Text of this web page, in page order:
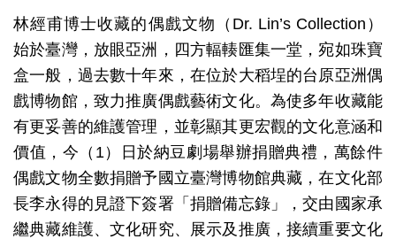
參
觀
資
訊
展
覽
資
訊
林經甫博士收藏的偶戲文物（ Dr. Lin’s Collection ）
始於臺灣，放眼亞洲，四方輻輳匯集一堂，宛如珠寶
盒一般，過去數十年來，在位於大稻埕的台原亞洲偶
戲博物館，致力推廣偶戲藝術文化。為使多年收藏能
有更妥善的維護管理，並彰顯其更宏觀的文化意涵和
價值，今（ 1）日於納豆劇場舉辦捐贈典禮，萬餘件
偶戲文物全數捐贈予國立臺灣博物館典藏，在文化部
長李永得的見證下簽署「捐贈備忘錄」，交由國家承
繼典藏維護、文化研究、展示及推廣，接續重要文化